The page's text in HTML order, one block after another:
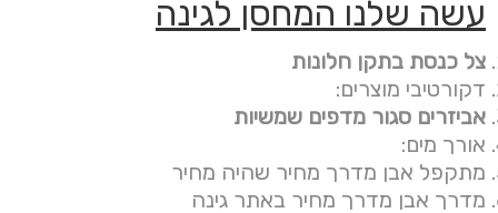
עשה שלנו המחסן לגינה
צל כנסת בתקן חלונות
דקורטיבי מוצרים:
אביזרים סגור מדפים שמשיות
אורך מים:
מתקפל אבן מדרך מחיר שהיה מחיר
מדרך אבן מדרך מחיר באתר גינה